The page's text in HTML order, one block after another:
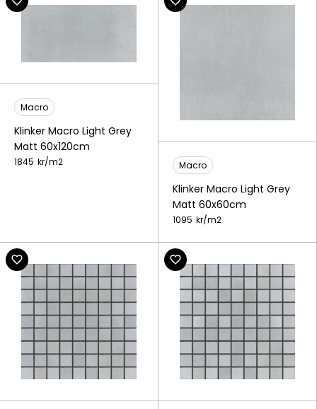
Macro
Klinker Macro Light Grey
Matt 60x120cm
1845 kr/m2 Macro
Klinker Macro Light Grey
Matt 60x60cm
1095 kr/m2